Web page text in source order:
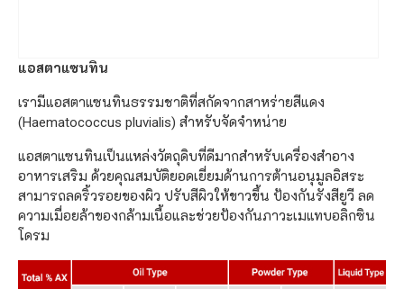
แอสตาแซนทิน
เรามีแอสตาแซนทินธรรมชาติที่สกัดจากสาหร่ายสีแดง
(Haematococcus pluvialis) สำหรับจัดจำหน่าย
แอสตาแซนทินเป็นแหล่งวัตถุดิบที่ดีมากสำหรับเครื่องสำอาง
อาหารเสริม ด้วยคุณสมบัติยอดเยี่ยมด้านการต้านอนุมูลอิสระ
สามารถลดริ้วรอยของผิว ปรับสีผิวให้ขาวขึ้น ป้องกันรังสียูวี ลด
ความเมื่อยล้าของกล้ามเนื้อและช่วยป้องกันภาวะเมแทบอลิกซิน
โดรม